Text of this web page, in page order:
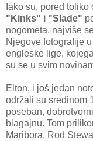
Iako su, pored
"Kinks" i "Slade"
nogometa, najviše
Njegove fotografije
engleske lige,
su se u svim
Elton, i još jedan
održali su sredinom
poseban,
blagajnu. Tom
Maribora, Rod